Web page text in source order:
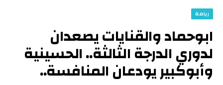
رياضة
ابوحماد والقنايات يصعدان
لدوري الدرجة الثالثة.. الحسينية
وأبوكبير يودعان المنافسة..